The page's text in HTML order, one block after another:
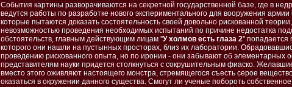
События картины разворачиваются на секретной государственной базе, где в
ведутся работы по разработке нового экспериментального для вооружения
которые пытаются доказать состоятельность своей довольно рискованной
невозможностью проведения необходимых испытаний по причине недостатка
обстоятельств, главным действующим лицам ''У холмов есть глаза 2'' попадается
которого они нашли на пустынных просторах, близ их лаборатории.
проведению рискованного опыта, но по иронии - они забывают об элементарных
представителям науки придется столкнуться с сокрушительным фиаско.
вместо этого оживляют настоящего монстра, стремящегося съесть серое
оказаться в окружении данного существа. Смогут ли ученые побороть